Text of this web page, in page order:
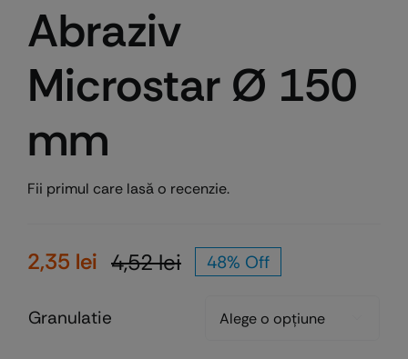
Abraziv
Microstar Ø 150
mm
Fii primul care lasă o recenzie.
4,52leiPrețul
2,35 lei
Prețul
este:
48% Off
Granulatie